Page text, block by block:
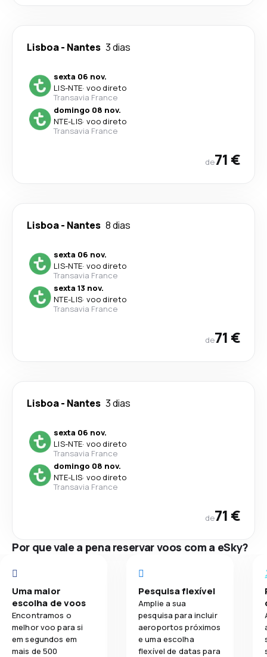
Lisboa- Nantes 3 dias
sexta 06 nov.
LIS-NTE· voo direto
Transavia France
domingo 08 nov.
NTE-LIS· voo direto
Transavia France
de71 €
Lisboa- Nantes 8 dias
sexta 06 nov.
LIS-NTE· voo direto
Transavia France
sexta 13 nov.
NTE-LIS· voo direto
Transavia France
de71 €
Lisboa- Nantes 3 dias
sexta 06 nov.
LIS-NTE· voo direto
Transavia France
domingo 08 nov.
NTE-LIS· voo direto
Transavia France
de71 €
Por que vale a pena reservar voos com a eSky?
Uma maior
escolha de voos
Encontramos o
melhor voo para si
em segundos em
mais de 500
Pesquisa flexível
Amplie a sua
pesquisa para incluir
aeroportos próximos
e uma escolha
flexível de datas para